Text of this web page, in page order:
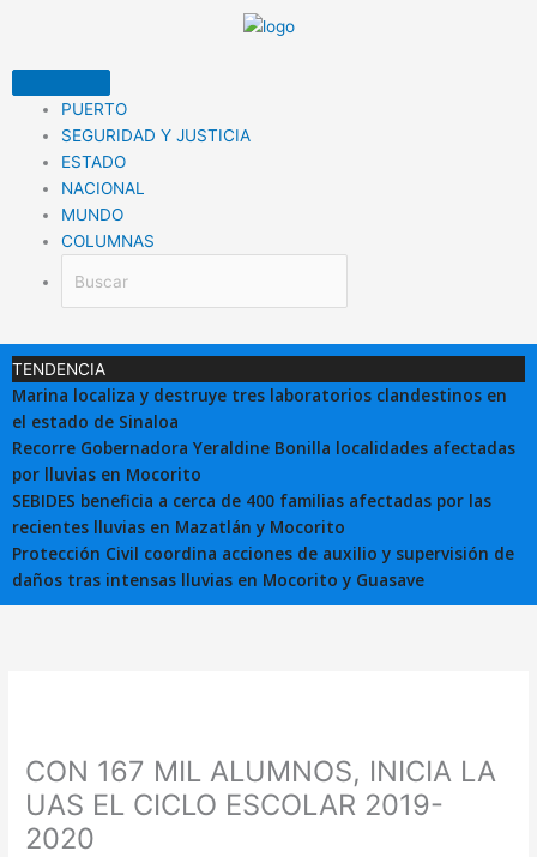
PUERTO
SEGURIDAD Y JUSTICIA
ESTADO
NACIONAL
MUNDO
COLUMNAS
TENDENCIA
Marina localiza y destruye tres laboratorios clandestinos en
el estado de Sinaloa
Recorre Gobernadora Yeraldine Bonilla localidades afectadas
por lluvias en Mocorito
SEBIDES beneficia a cerca de 400 familias afectadas por las
recientes lluvias en Mazatlán y Mocorito
Protección Civil coordina acciones de auxilio y supervisión de
daños tras intensas lluvias en Mocorito y Guasave
CON 167 MIL ALUMNOS, INICIA LA
UAS EL CICLO ESCOLAR 2019-
2020